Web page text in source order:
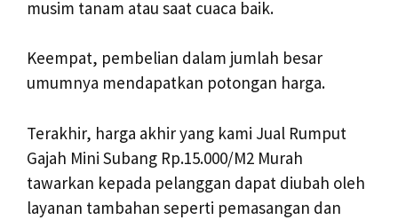
musim tanam atau saat cuaca baik.
Keempat, pembelian dalam jumlah besar
umumnya mendapatkan potongan harga.
Terakhir, harga akhir yang kami Jual Rumput
Gajah Mini Subang Rp.15.000/M2 Murah
tawarkan kepada pelanggan dapat diubah oleh
layanan tambahan seperti pemasangan dan